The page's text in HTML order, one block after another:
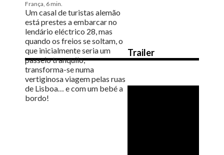
França, 6 min.
Um casal de turistas alemão
está prestes a embarcar no
lendário eléctrico 28, mas
quando os freios se soltam, o
que inicialmente seria um
passeio tranquilo,
transforma-se numa
vertiginosa viagem pelas ruas
de Lisboa… e com um bebé a
bordo!
Trailer